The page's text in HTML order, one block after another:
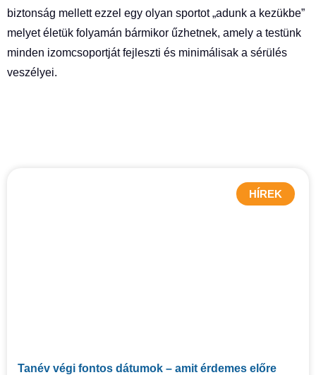
biztonság mellett ezzel egy olyan sportot „adunk a kezükbe”
melyet életük folyamán bármikor űzhetnek, amely a testünk
minden izomcsoportját fejleszti és minimálisak a sérülés
veszélyei.
HÍREK
Tanév végi fontos dátumok – amit érdemes előre